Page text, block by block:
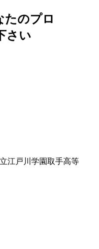
のプロ
さい
江戸川学園取手高等